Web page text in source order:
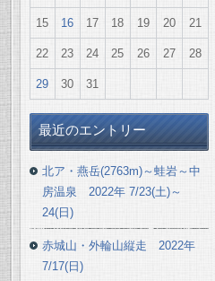
15 16 17 18 19 20 21
22 23 24 25 26 27 28
29 30 31
最近のエントリー
北ア・燕岳(2763m)～蛙岩～中
房温泉 2022年 7/23(土)～
24(日)
赤城山・外輪山縦走 2022年
7/17(日)